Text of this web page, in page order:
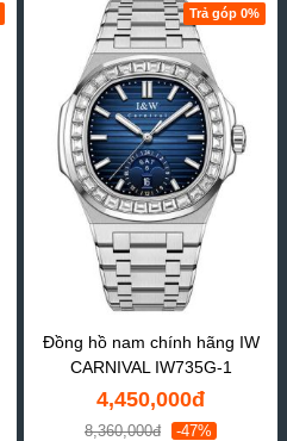
Trả góp 0%
Đồng hồ nam chính hãng IW
CARNIVAL IW735G-1
4,450,000đ
8,360,000đ -47%